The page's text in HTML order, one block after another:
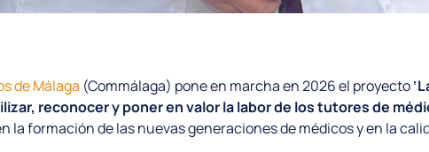
de Málaga (Commálaga) pone en marcha en 2026 el proyecto
reconocer y poner en valor la labor de los tutores de
la formación de las nuevas generaciones de médicos y en la